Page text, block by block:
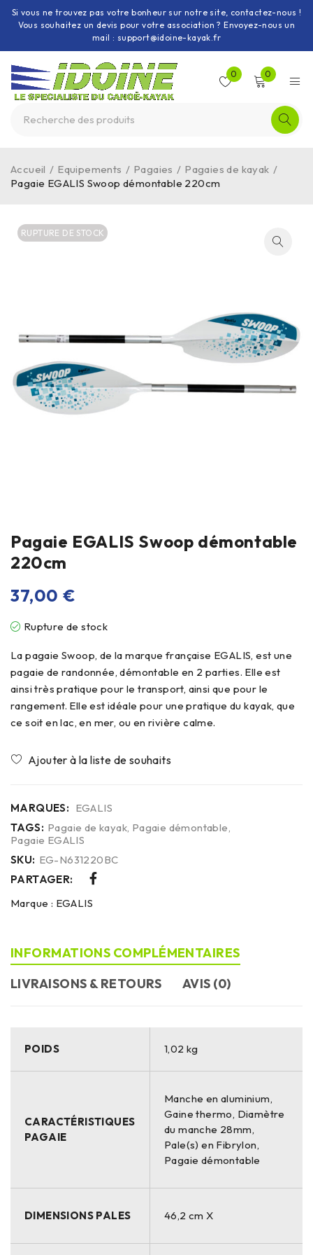
Si vous ne trouvez pas votre bonheur sur notre site, contactez-nous !
Vous souhaitez un devis pour votre association ? Envoyez-nous un
mail : support@idoine-kayak.fr
0 0
Accueil / Equipements / Pagaies / Pagaies de kayak /
Pagaie EGALIS Swoop démontable 220cm
RUPTURE DE STOCK
Pagaie EGALIS Swoop démontable
220cm
37,00 €
Rupture de stock
La pagaie Swoop, de la marque française EGALIS, est une
pagaie de randonnée, démontable en 2 parties. Elle est
ainsi très pratique pour le transport, ainsi que pour le
rangement. Elle est idéale pour une pratique du kayak, que
ce soit en lac, en mer, ou en rivière calme.
MARQUES: EGALIS
TAGS: Pagaie de kayak Pagaie démontable
Pagaie EGALIS
SKU: EG-N631220BC
PARTAGER:
Marque : EGALIS
INFORMATIONS COMPLÉMENTAIRES
LIVRAISONS & RETOURS
AVIS (0)
POIDS 1,02 kg
CARACTÉRISTIQUES
PAGAIE
Manche en aluminium,
Gaine thermo, Diamètre
du manche 28mm,
Pale(s) en Fibrylon,
Pagaie démontable
DIMENSIONS PALES 46,2 cm X